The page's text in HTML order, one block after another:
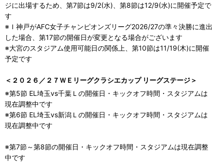
ジに出場するため、第7節は9/2(水)、第8節は12/9(水)に開催予定で
す
※Ｉ神戸がAFC女子チャンピオンズリーグ2026/27の準々決勝に進出
した場合、第17節の開催日が変更となる場合がございます
※大宮のスタジアム使用可能日の関係上、第10節は11/19(木)に開催
予定です
＜２０２６／２７ＷＥリーグクラシエカップ リーグステージ＞
※第5節 EL埼玉vs千葉Ｌの開催日・キックオフ時間・スタジアムは
現在調整中です
※第6節 EL埼玉vs新潟Ｌの開催日・キックオフ時間・スタジアムは
現在調整中です
※第7節～第8節の開催日・キックオフ時間・スタジアムは現在調整
中です